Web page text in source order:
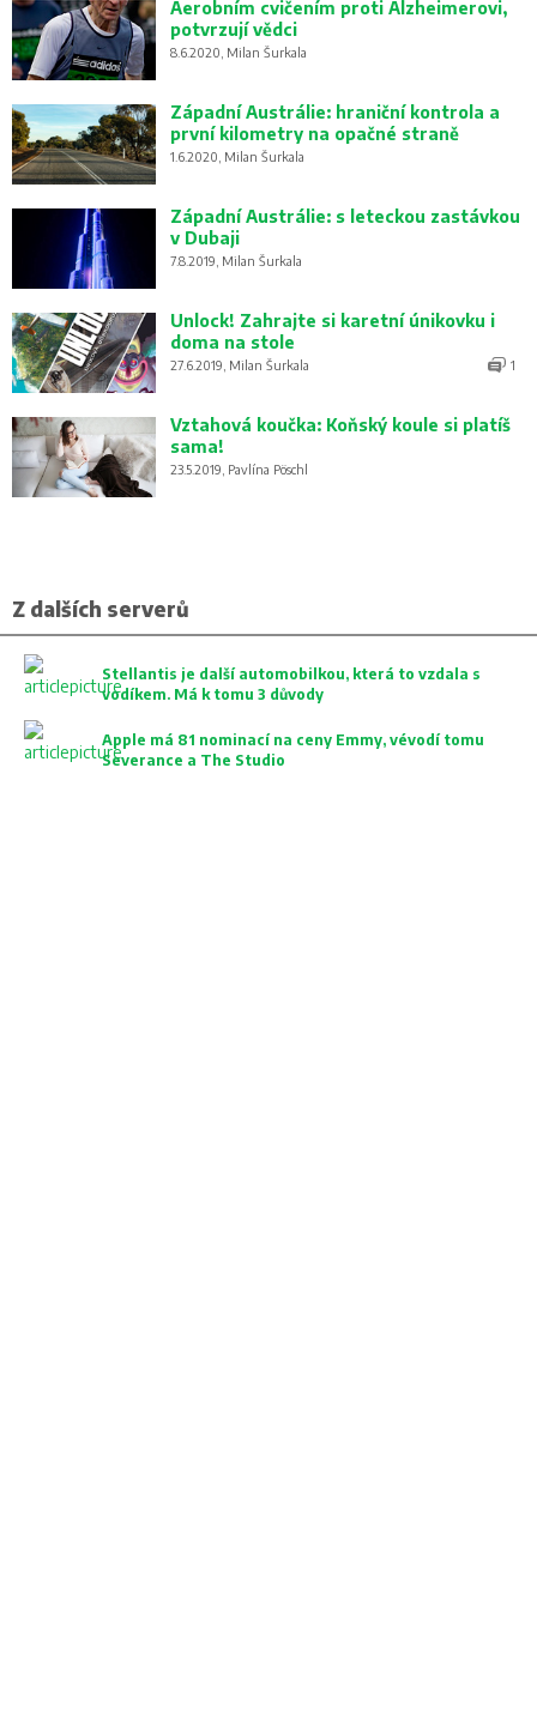
Aerobním cvičením proti Alzheimerovi,
potvrzují vědci
8.6.2020, Milan Šurkala
Západní Austrálie: hraniční kontrola a
první kilometry na opačné straně
1.6.2020, Milan Šurkala
Západní Austrálie: s leteckou zastávkou
v Dubaji
7.8.2019, Milan Šurkala
Unlock! Zahrajte si karetní únikovku i
doma na stole
27.6.2019, Milan Šurkala 1
Vztahová koučka: Koňský koule si platíš
sama!
23.5.2019, Pavlína Pöschl
Z dalších serverů
Stellantis je další automobilkou, která to vzdala s
vodíkem. Má k tomu 3 důvody
Apple má 81 nominací na ceny Emmy, vévodí tomu
Severance a The Studio